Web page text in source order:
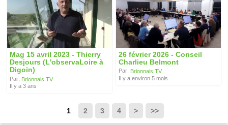
Mag 15 avril 2023 - Thierry
Desjours (L'observaLoire à
Digoin)
Par: Brionnais TV
Il y a 3 ans
26 février 2026 - Conseil
Charlieu Belmont
Par: Brionnais TV
Il y a environ 5 mois
1 2 3 4 > >>